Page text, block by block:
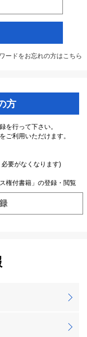
ードをお忘れの方はこちら
方
を行って下さい。
ご利用いただけます。
要がなくなります)
権付書籍」の登録・閲覧